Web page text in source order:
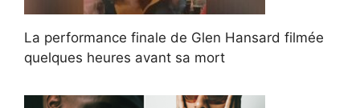
La performance finale de Glen Hansard filmée
quelques heures avant sa mort